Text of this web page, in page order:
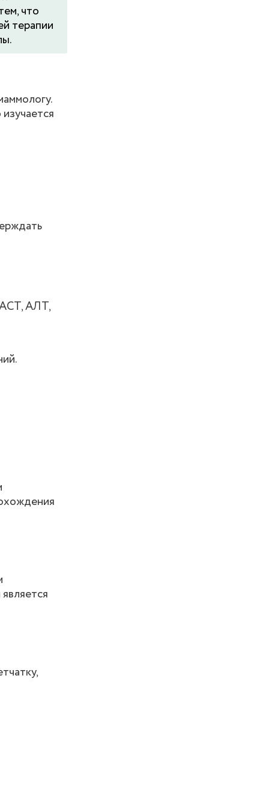
что
терапии
АСТ, АЛТ,